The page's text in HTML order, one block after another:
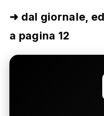
➜ dal giornale,
a pagina 12